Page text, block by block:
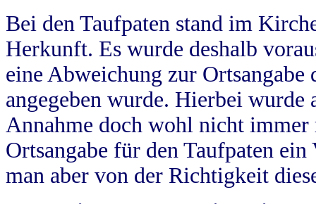
Bei den Taufpaten stand im
Herkunft. Es wurde deshalb
eine Abweichung zur
angegeben wurde. Hierbei wurde
Annahme doch wohl nicht
Ortsangabe für den Taufpaten
man aber von der Richtigkeit